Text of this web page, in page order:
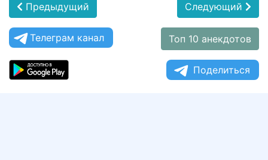
Предыдущий Следующий
Телеграм канал Топ 10 анекдотов
Поделиться